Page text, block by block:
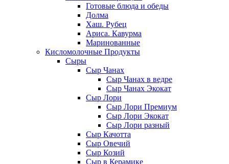
Готовые блюда и обеды
Долма
Хаш. Рубец
Ариса. Кавурма
Маринованные
Кисломолочные Продукты
Сыры
Сыр Чанах
Сыр Чанах в ведре
Сыр Чанах Экокат
Сыр Лори
Сыр Лори Премиум
Сыр Лори Экокат
Сыр Лори разный
Сыр Качотта
Сыр Овечий
Сыр Козий
Сыр в Керамике